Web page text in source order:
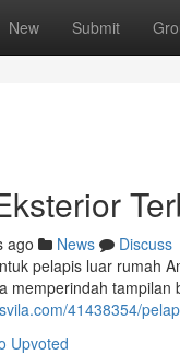
New Submit
ago News
Discuss
pelapis luar rumah
memperindah tampilan
41438354/
Upvoted